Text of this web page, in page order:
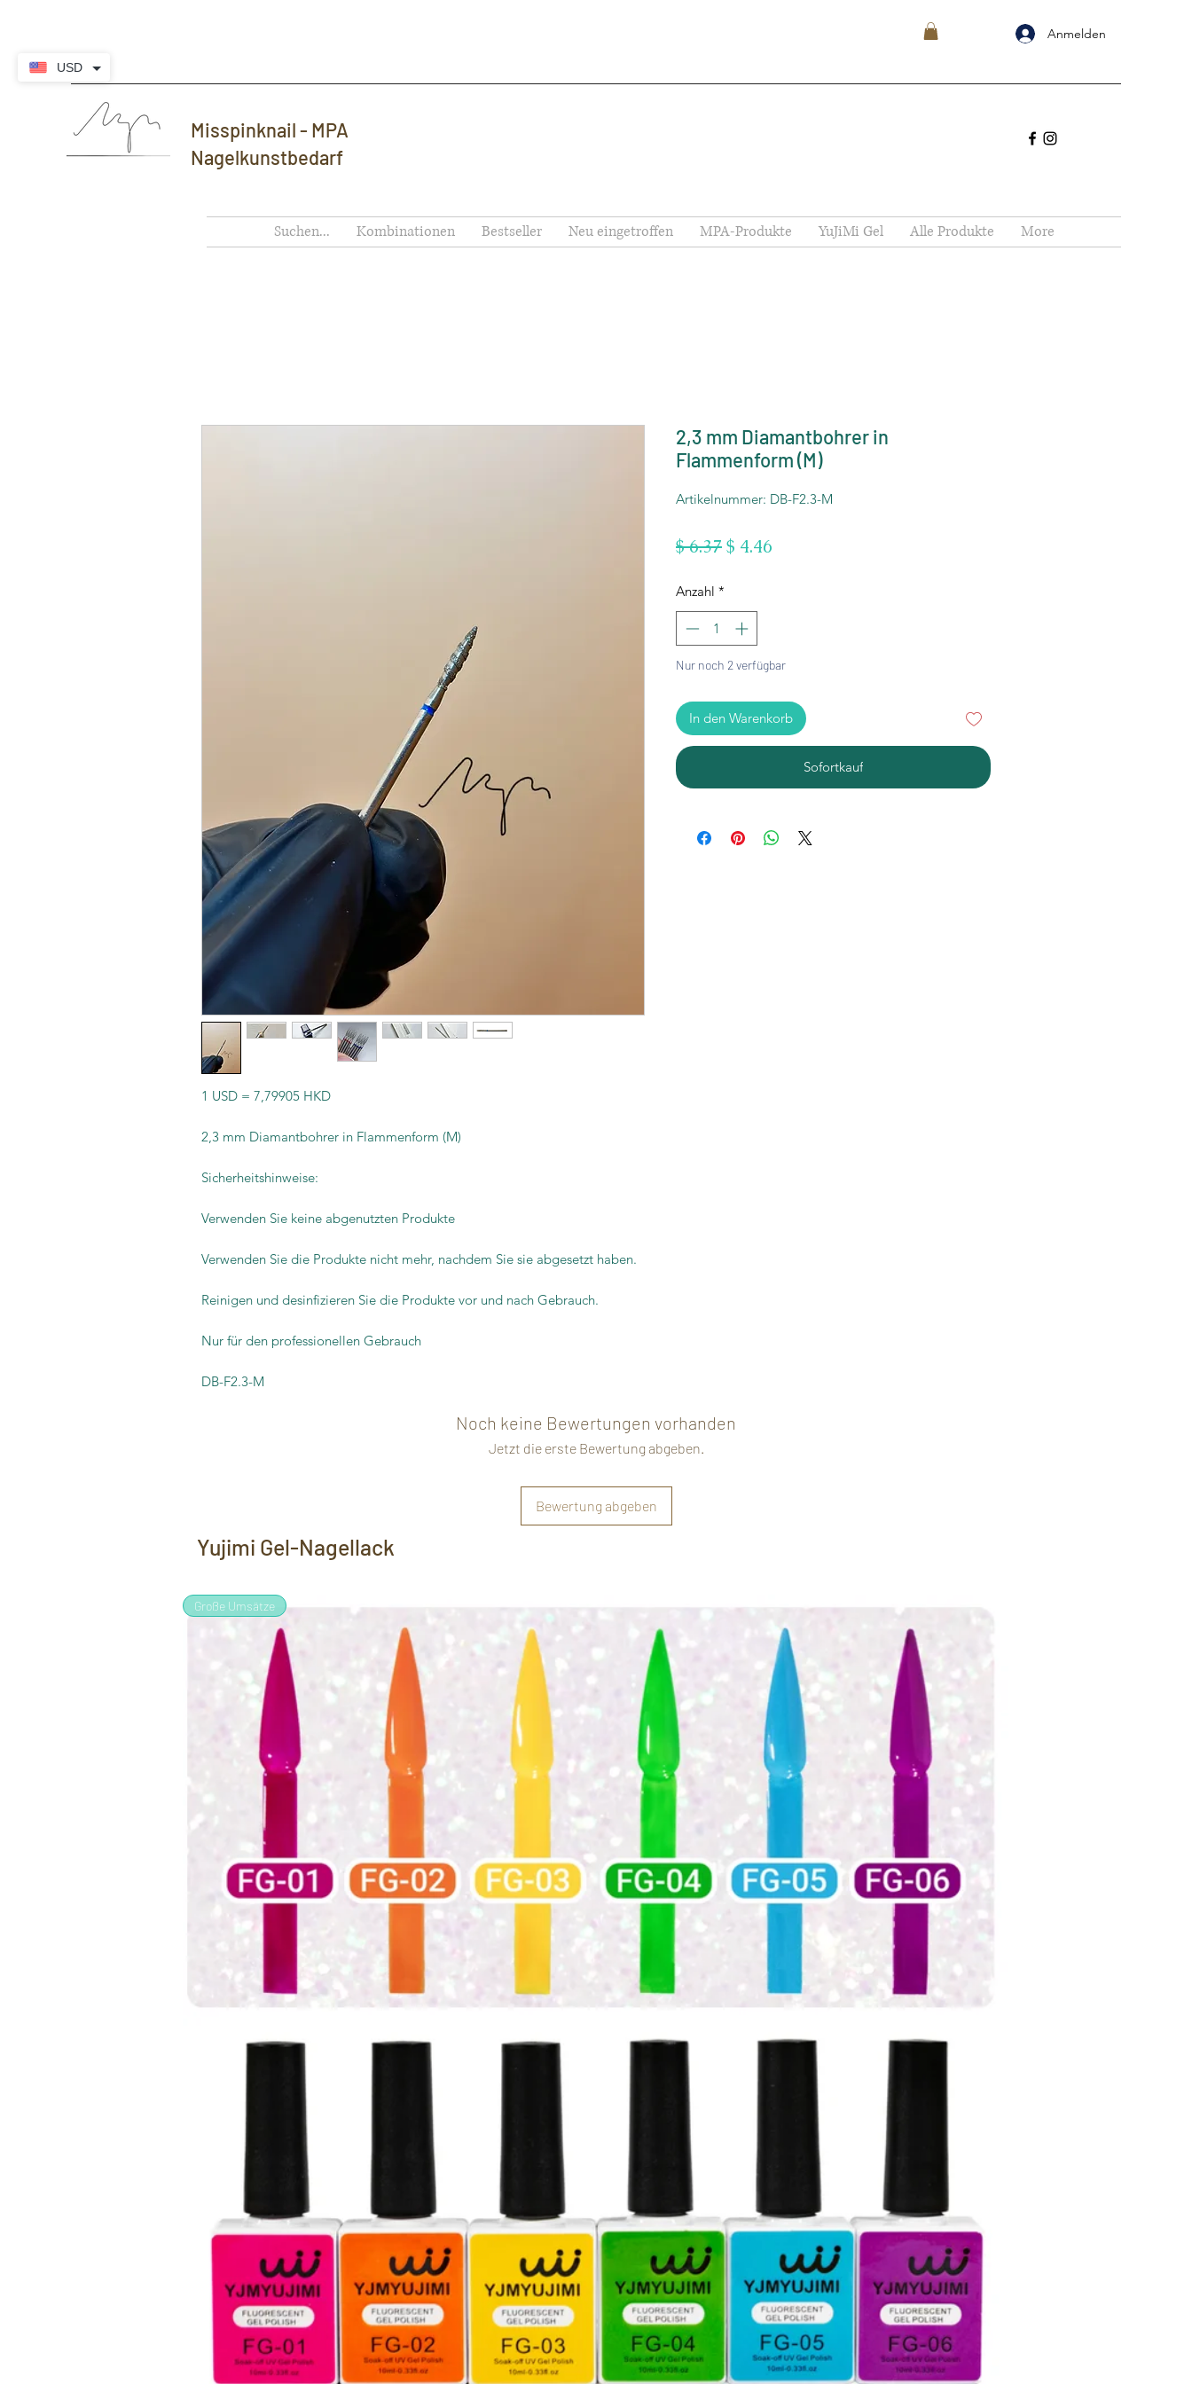
Anmelden
Misspinknail - MPA
Nagelkunstbedarf
Suchen... Kombinationen Bestseller Neu eingetroffen MPA-Produkte YuJiMi Gel Alle Produkte More
1 USD = 7,79905 HKD
2,3 mm Diamantbohrer in Flammenform (M)
Sicherheitshinweise:
Verwenden Sie keine abgenutzten Produkte
Verwenden Sie die Produkte nicht mehr, nachdem Sie sie abgesetzt haben.
Reinigen und desinfizieren Sie die Produkte vor und nach Gebrauch.
Nur für den professionellen Gebrauch
DB-F2.3-M
2,3 mm Diamantbohrer in
Flammenform (M)
Artikelnummer: DB-F2.3-M
$ 6.37Standardpreis
$ 4.46
Anzahl *
Nur noch 2 verfügbar
In den Warenkorb
Sofortkauf
Noch keine Bewertungen vorhanden
Jetzt die erste Bewertung abgeben.
Bewertung abgeben
Yujimi Gel-Nagellack
Große Umsätze
USD